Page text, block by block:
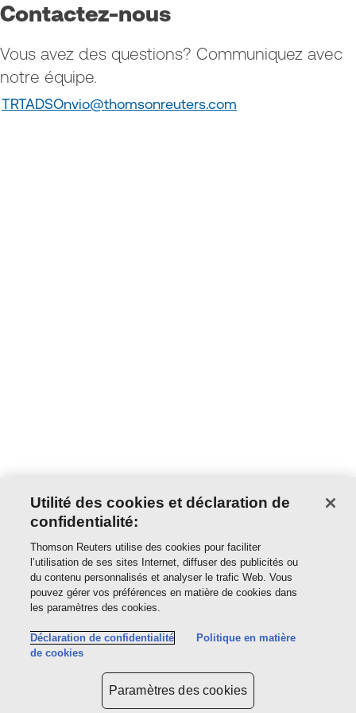
Contactez-nous
Vous avez des questions? Communiquez avec
notre équipe.
TRTADSOnvio@thomsonreuters.com
Utilité des cookies et déclaration de
confidentialité:
Thomson Reuters utilise des cookies pour faciliter
l’utilisation de ses sites Internet, diffuser des publicités ou
du contenu personnalisés et analyser le trafic Web. Vous
pouvez gérer vos préférences en matière de cookies dans
les paramètres des cookies.
Déclaration de confidentialité
Politique en matière
de cookies
Paramètres des cookies